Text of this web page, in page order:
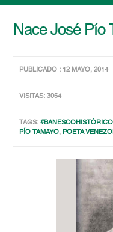
Nace José Pío
PUBLICADO : 12 MAYO, 2014
VISITAS: 3064
TAGS:#BANESCOHISTÓRICO
PÍO TAMAYO, POETA